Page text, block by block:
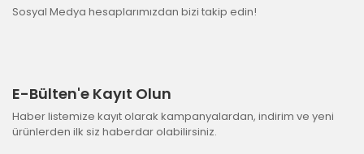
Sosyal Medya hesaplarımızdan bizi takip edin!
E-Bülten'e Kayıt Olun
Haber listemize kayıt olarak kampanyalardan, indirim ve yeni
ürünlerden ilk siz haberdar olabilirsiniz.